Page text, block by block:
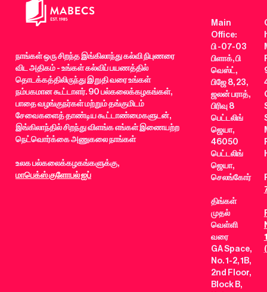
நாங்கள் ஒரு சிறந்த இங்கிலாந்து கல்வி நிபுணரை
விட அதிகம் - உங்கள் கல்விப் பயணத்தில்
தொடக்கத்திலிருந்து இறுதி வரை உங்கள்
நம்பகமான கூட்டாளர். 90 பல்கலைக்கழகங்கள்,
பாதை வழங்குநர்கள் மற்றும் தங்குமிடம்
சேவைகளைத் தாண்டிய கூட்டாண்மைகளுடன்,
இங்கிலாந்தில் சிறந்து விளங்க எங்கள் இணையற்ற
நெட்வொர்க்கை அணுகலை நாங்கள்
உலக பல்கலைக்கழகங்களுக்கு,
மாபெக்ஸ் குளோபல் ஐப்
Main
Office:
பி -07-03
பிளாக், பி
வெஸ்ட்,
பிஜே 8, 23,
ஜலன் பராத்,
பிரிவு 8
பெட்டலிங்
ஜெயா,
46050
பெட்டலிங்
ஜெயா,
செலங்கோர்
திங்கள்
முதல்
வெள்ளி
வரை
GA Space,
No. 1-2, 1B,
2nd Floor,
Block B,